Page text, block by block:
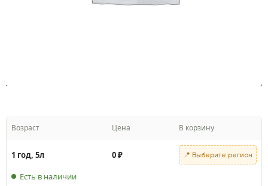
Возраст Цена В корзину
1 год, 5л 0₽ 📍 Выберите регион
Есть в наличии